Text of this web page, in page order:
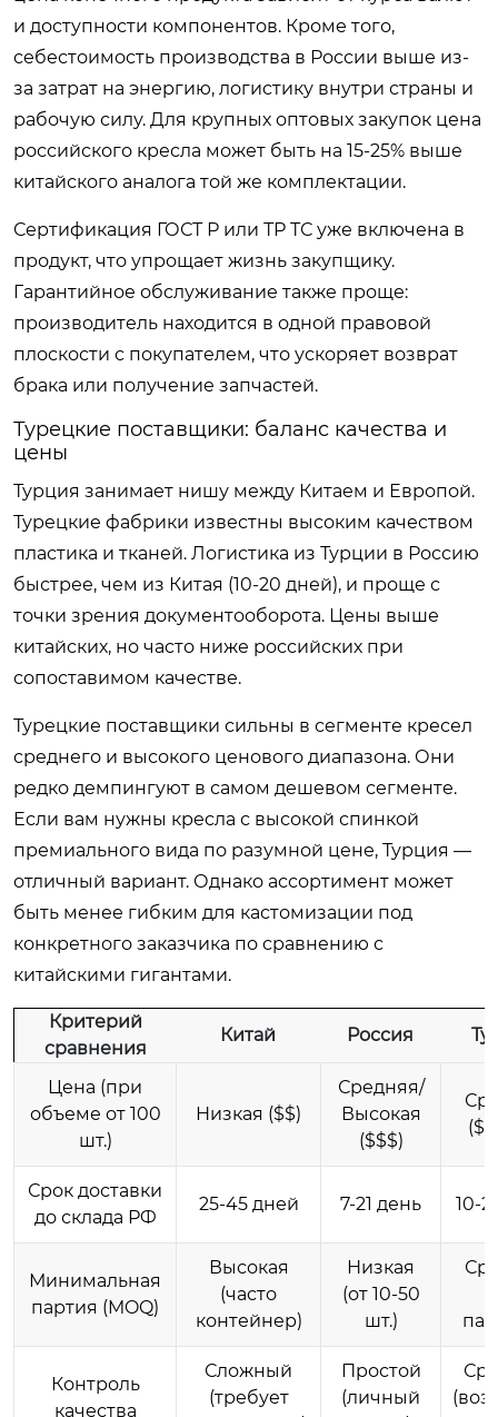
и доступности компонентов. Кроме того,
себестоимость производства в России выше из-
за затрат на энергию, логистику внутри страны и
рабочую силу. Для крупных оптовых закупок цена
российского кресла может быть на 15-25% выше
китайского аналога той же комплектации.
Сертификация ГОСТ Р или ТР ТС уже включена в
продукт, что упрощает жизнь закупщику.
Гарантийное обслуживание также проще:
производитель находится в одной правовой
плоскости с покупателем, что ускоряет возврат
брака или получение запчастей.
Турецкие поставщики: баланс качества и
цены
Турция занимает нишу между Китаем и Европой.
Турецкие фабрики известны высоким качеством
пластика и тканей. Логистика из Турции в Россию
быстрее, чем из Китая (10-20 дней), и проще с
точки зрения документооборота. Цены выше
китайских, но часто ниже российских при
сопоставимом качестве.
Турецкие поставщики сильны в сегменте кресел
среднего и высокого ценового диапазона. Они
редко демпингуют в самом дешевом сегменте.
Если вам нужны кресла с высокой спинкой
премиального вида по разумной цене, Турция —
отличный вариант. Однако ассортимент может
быть менее гибким для кастомизации под
конкретного заказчика по сравнению с
китайскими гигантами.
Критерий
сравнения
Китай Россия
Цена (при
объеме от 100
шт.)
Низкая ($$)
Средняя/
Высокая
($$$)
Срок доставки
до склада РФ
25-45 дней 7-21 день 10-
Минимальная
партия (MOQ)
Высокая
(часто
контейнер)
Низкая
(от 10-50
шт.)
Контроль
качества
Сложный
(требует
Простой
(личный